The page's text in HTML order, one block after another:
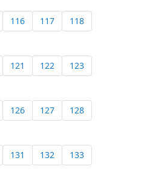
116 117 118
121 122 123
126 127 128
131 132 133